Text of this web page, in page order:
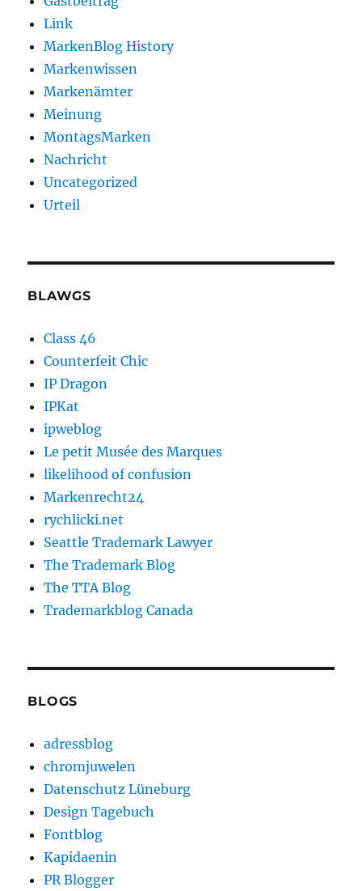
Link
MarkenBlog History
Markenwissen
Markenämter
Meinung
MontagsMarken
Nachricht
Uncategorized
Urteil
BLAWGS
Class 46
Counterfeit Chic
IP Dragon
IPKat
ipweblog
Le petit Musée des Marques
likelihood of confusion
Markenrecht24
rychlicki.net
Seattle Trademark Lawyer
The Trademark Blog
The TTA Blog
Trademarkblog Canada
BLOGS
adressblog
chromjuwelen
Datenschutz Lüneburg
Design Tagebuch
Fontblog
Kapidaenin
PR Blogger